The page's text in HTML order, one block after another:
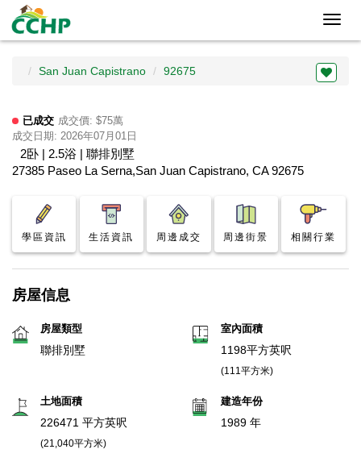
San Juan Capistrano 92675
已成交 成交價: $75萬
成交日期: 2026年07月01日
2卧 | 2.5浴 | 聯排別墅
27385 Paseo La Serna,San Juan Capistrano, CA 92675
學區資訊 生活資訊 周邊成交 周邊街景 相關行業
房屋信息
房屋類型
聯排別墅
室內面積
1198平方英呎
(111平方米)
土地面積
226471 平方英呎
(21,040平方米)
建造年份
1989 年